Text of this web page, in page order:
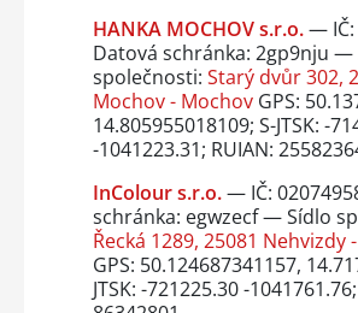
HANKA MOCHOV s.r.o.—
Datová schránka: 2gp9nju —
společnosti: Starý dvůr 302,
Mochov - MochovGPS:
14.805955018109; S-JTSK: -
-1041223.31; RUIAN:
InColour s.r.o.— IČ:
schránka: egwzecf — Sídlo
Řecká 1289, 25081 Nehvizdy
GPS: 50.124687341157,
JTSK: -721225.30 -